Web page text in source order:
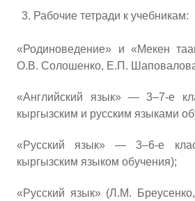
Рабочие тетради к учебникам:
«Родиноведение» и «Мекен
О.В. Солошенко, Е.П.
«Английский язык» — 3–7-е
кыргызским и русским языками
«Русский язык» — 3–6-е
кыргызским языком обучения);
«Русский язык» (Л.М.